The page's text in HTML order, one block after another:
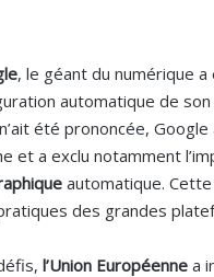
, le géant du numérique
automatique de son
n’ait été prononcée,
et a exclu notamment
automatique.
des grandes
l’Union Européenne a